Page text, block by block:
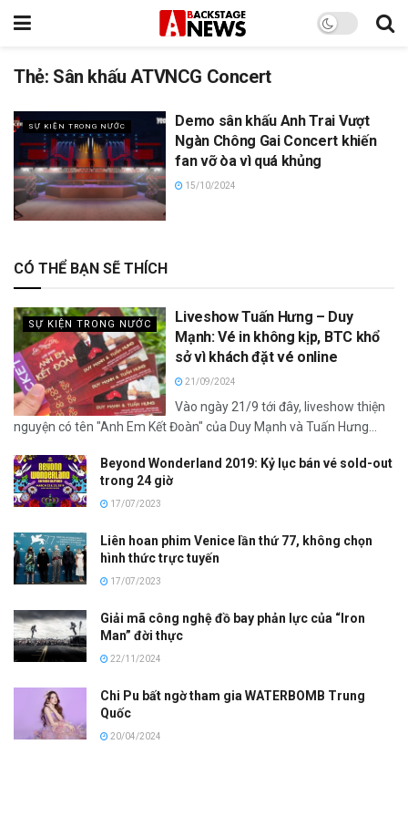
Thẻ: Sân khấu ATVNCG Concert
SỰ KIỆN TRONG NƯỚC
Demo sân khấu Anh Trai Vượt
Ngàn Chông Gai Concert khiến
fan vỡ òa vì quá khủng
15/10/2024
CÓ THỂ BẠN SẼ THÍCH
SỰ KIỆN TRONG NƯỚC
Liveshow Tuấn Hưng – Duy
Mạnh: Vé in không kịp, BTC khổ
sở vì khách đặt vé online
21/09/2024
Vào ngày 21/9 tới đây, liveshow thiện
nguyện có tên "Anh Em Kết Đoàn" của Duy Mạnh và Tuấn Hưng...
Beyond Wonderland 2019: Kỷ lục bán vé sold-out
trong 24 giờ
17/07/2023
Liên hoan phim Venice lần thứ 77, không chọn
hình thức trực tuyến
17/07/2023
Giải mã công nghệ đồ bay phản lực của “Iron
Man” đời thực
22/11/2024
Chi Pu bất ngờ tham gia WATERBOMB Trung
Quốc
20/04/2024